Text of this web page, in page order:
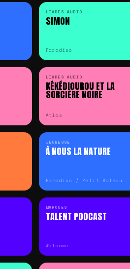
LIVRES AUDIO
SIMON
Paradiso
LIVRES AUDIO
KÉKÉDIOUROU ET LA
SORCIÈRE NOIRE
Atlas
JEUNESSE
À NOUS LA NATURE
Paradiso / Petit Bateau
MARQUES
TALENT PODCAST
Welcome